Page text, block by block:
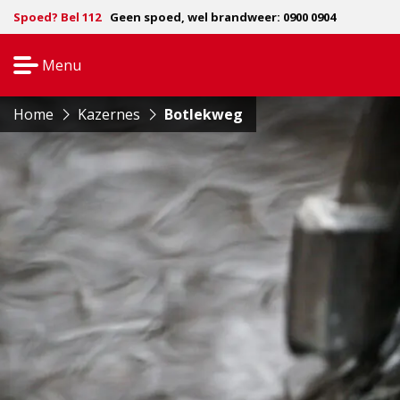
Spoed? Bel 112 Geen spoed, wel brandweer: 0900 0904
Menu
navigatie
Home Kazernes Botlekweg